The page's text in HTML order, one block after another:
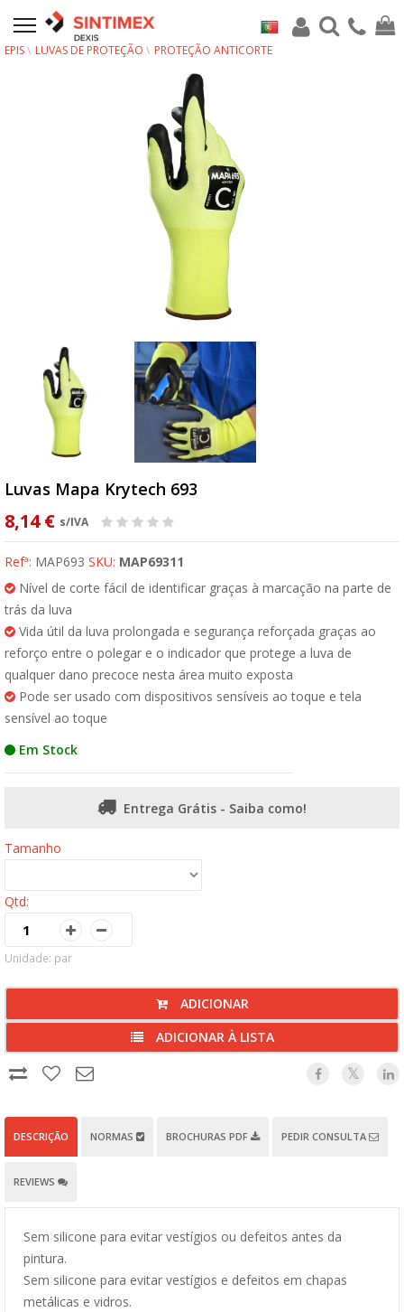
EPIS LUVAS DE PROTEÇÃO PROTEÇÃO ANTICORTE
Luvas Mapa Krytech 693
8,14 € s/IVA
Refª: MAP693 SKU: MAP69311
Nível de corte fácil de identificar graças à marcação na parte de
trás da luva
Vida útil da luva prolongada e segurança reforçada graças ao
reforço entre o polegar e o indicador que protege a luva de
qualquer dano precoce nesta área muito exposta
Pode ser usado com dispositivos sensíveis ao toque e tela
sensível ao toque
Em Stock
Entrega Grátis - Saiba como!
Tamanho
Qtd:
Unidade: par
ADICIONAR
ADICIONAR À LISTA
DESCRIÇÃO NORMAS BROCHURAS PDF PEDIR CONSULTA
REVIEWS
Sem silicone para evitar vestígios ou defeitos antes da
pintura.
Sem silicone para evitar vestígios e defeitos em chapas
metálicas e vidros.